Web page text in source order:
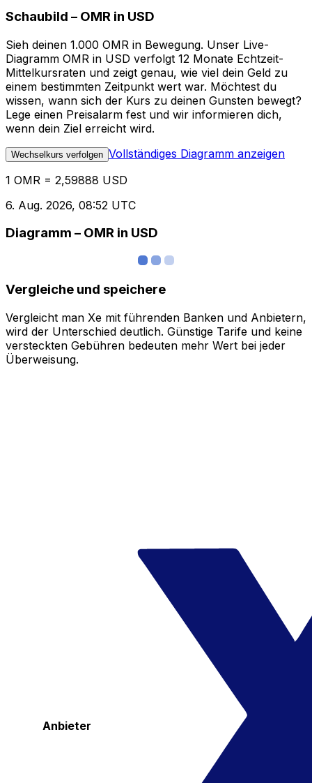
Schaubild – OMR in USD
Sieh deinen 1.000 OMR in Bewegung. Unser Live-
Diagramm OMR in USD verfolgt 12 Monate Echtzeit-
Mittelkursraten und zeigt genau, wie viel dein Geld zu
einem bestimmten Zeitpunkt wert war. Möchtest du
wissen, wann sich der Kurs zu deinen Gunsten bewegt?
Lege einen Preisalarm fest und wir informieren dich,
wenn dein Ziel erreicht wird.
Wechselkurs verfolgen Vollständiges Diagramm anzeigen
1 OMR = 2,59888 USD
6. Aug. 2026, 08:52 UTC
Diagramm – OMR in USD
Vergleiche und speichere
Vergleicht man Xe mit führenden Banken und Anbietern,
wird der Unterschied deutlich. Günstige Tarife und keine
versteckten Gebühren bedeuten mehr Wert bei jeder
Überweisung.
Anbieter